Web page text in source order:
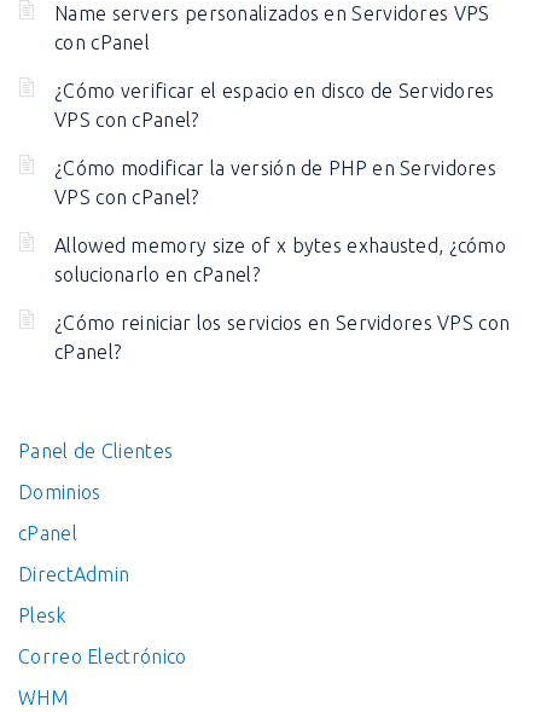
Name servers personalizados en Servidores VPS
con cPanel
¿Cómo verificar el espacio en disco de Servidores
VPS con cPanel?
¿Cómo modificar la versión de PHP en Servidores
VPS con cPanel?
Allowed memory size of x bytes exhausted, ¿cómo
solucionarlo en cPanel?
¿Cómo reiniciar los servicios en Servidores VPS con
cPanel?
Panel de Clientes
Dominios
cPanel
DirectAdmin
Plesk
Correo Electrónico
WHM